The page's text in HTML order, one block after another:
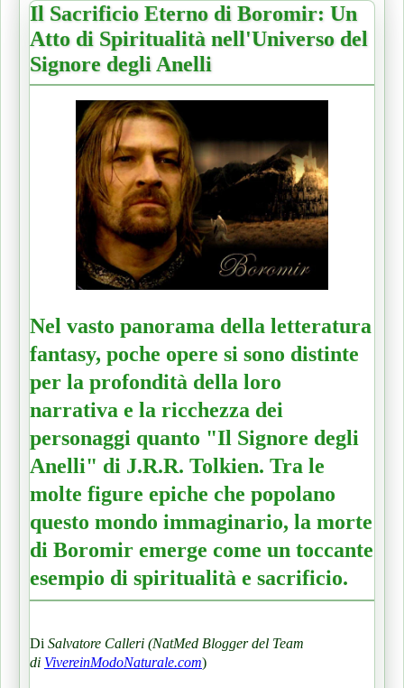
Il Sacrificio Eterno di Boromir: Un
Atto di Spiritualità nell'Universo del
Signore degli Anelli
Nel vasto panorama della letteratura
fantasy, poche opere si sono distinte
per la profondità della loro
narrativa e la ricchezza dei
personaggi quanto "Il Signore degli
Anelli" di J.R.R. Tolkien. Tra le
molte figure epiche che popolano
questo mondo immaginario, la morte
di Boromir emerge come un toccante
esempio di spiritualità e sacrificio.
Di Salvatore Calleri (NatMed Blogger del Team
di VivereinModoNaturale.com)